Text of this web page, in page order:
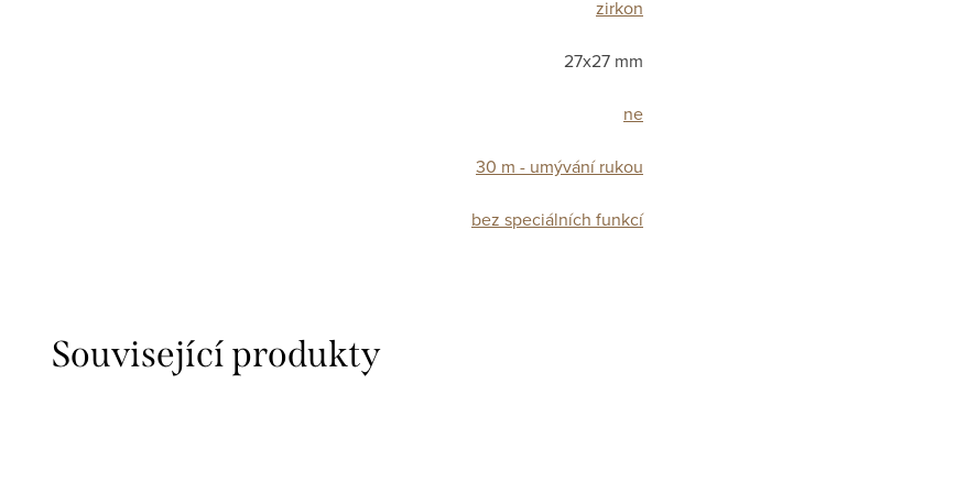
zirkon
27x27 mm
ne
30 m - umývání rukou
bez speciálních funkcí
Související produkty